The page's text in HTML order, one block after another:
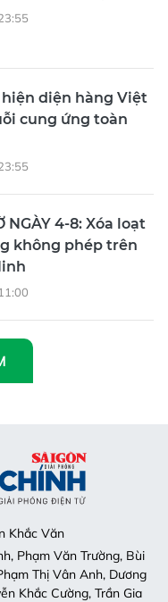
diện hàng Việt
cung ứng toàn
NGÀY 4-8: Xóa loạt
không phép trên
Khắc Văn
Phạm Văn Trường, Bùi
Thị Vân Anh, Dương
Khắc Cường, Trần Gia